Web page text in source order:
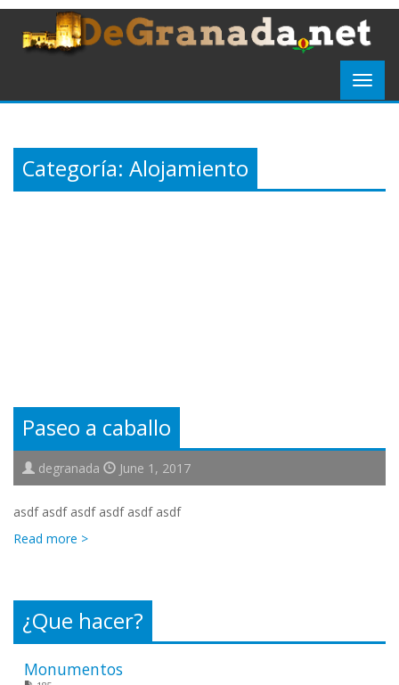
Categoría: Alojamiento
Paseo a caballo
degranada June 1, 2017
asdf asdf asdf asdf asdf asdf
Read more >
¿Que hacer?
Monumentos